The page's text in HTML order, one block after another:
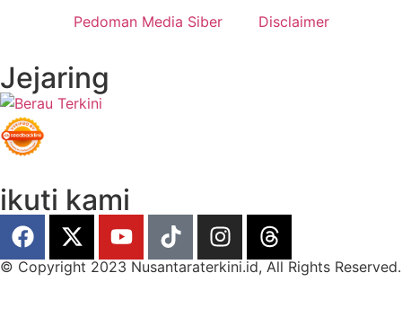
Pedoman Media Siber Disclaimer
Jejaring
ikuti kami
© Copyright 2023 Nusantaraterkini.id, All Rights Reserved.